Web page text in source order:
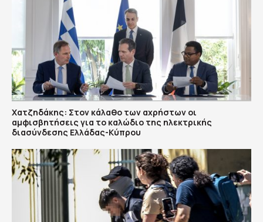
Χατζηδάκης: Στον κάλαθο των αχρήστων οι
αμφισβητήσεις για το καλώδιο της ηλεκτρικής
διασύνδεσης Ελλάδας-Κύπρου